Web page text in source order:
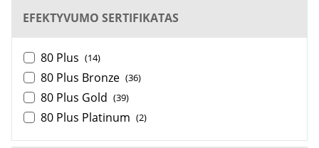
EFEKTYVUMO SERTIFIKATAS
80 Plus (14)
80 Plus Bronze (36)
80 Plus Gold (39)
80 Plus Platinum (2)